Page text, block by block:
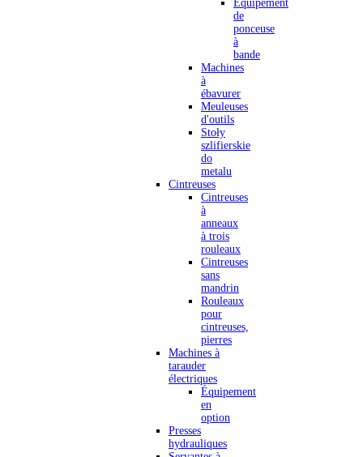
Équipement
de
ponceuse
à
bande
Machines
à
ébavurer
Meuleuses
d'outils
Stoły
szlifierskie
do
metalu
Cintreuses
Cintreuses
à
anneaux
à trois
rouleaux
Cintreuses
sans
mandrin
Rouleaux
pour
cintreuses,
pierres
Machines à
tarauder
électriques
Équipement
en
option
Presses
hydrauliques